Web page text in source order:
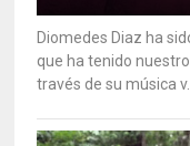
Diomedes Diaz ha
que ha tenido
través de su música